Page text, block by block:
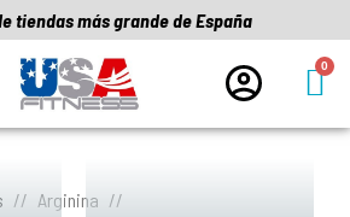
tiendas más grande de España
Arginina